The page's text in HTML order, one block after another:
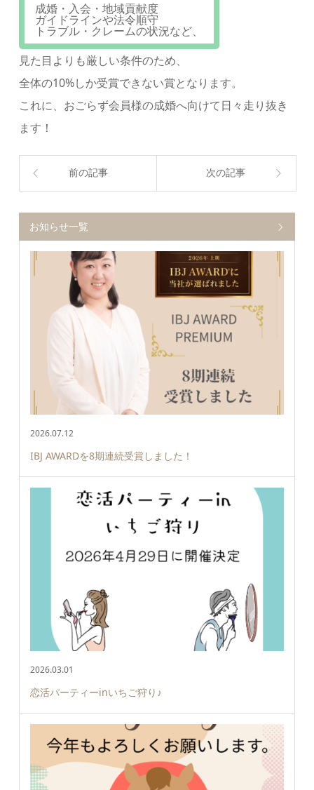
成婚・入会・地域貢献度
ガイドラインや法令順守
トラブル・クレームの状況など、
見た目よりも厳しい条件のため、
全体の10%しか受賞できない賞となります。
これに、おごらず会員様の成婚へ向けて日々走り抜き
ます！
前の記事 次の記事
お知らせ一覧
2026.07.12
IBJ AWARDを8期連続受賞しました！
2026.03.01
恋活パーティーinいちご狩り♪